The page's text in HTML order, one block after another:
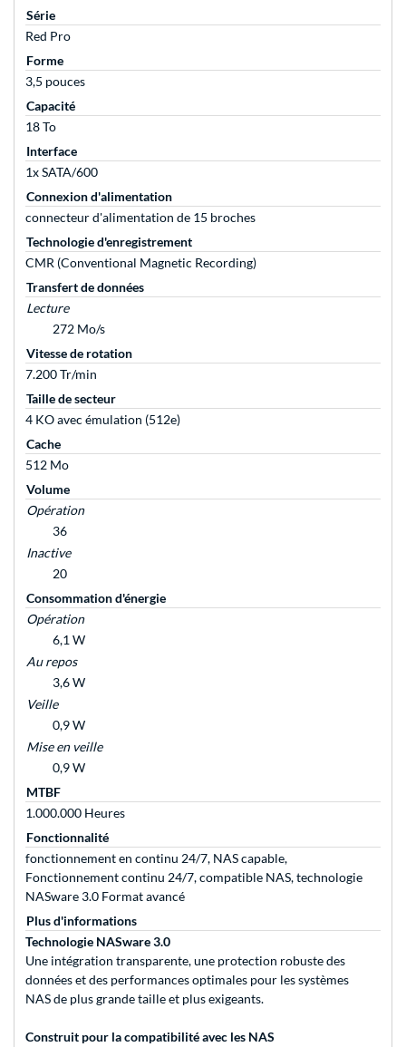
Série
Red Pro
Forme
3,5 pouces
Capacité
18 To
Interface
1x SATA/600
Connexion d'alimentation
connecteur d'alimentation de 15 broches
Technologie d'enregistrement
CMR (Conventional Magnetic Recording)
Transfert de données
Lecture
272 Mo/s
Vitesse de rotation
7.200 Tr/min
Taille de secteur
4 KO avec émulation (512e)
Cache
512 Mo
Volume
Opération
36
Inactive
20
Consommation d'énergie
Opération
6,1 W
Au repos
3,6 W
Veille
0,9 W
Mise en veille
0,9 W
MTBF
1.000.000 Heures
Fonctionnalité
fonctionnement en continu 24/7, NAS capable,
Fonctionnement continu 24/7, compatible NAS, technologie
NASware 3.0 Format avancé
Plus d'informations
Technologie NASware 3.0
Une intégration transparente, une protection robuste des
données et des performances optimales pour les systèmes
NAS de plus grande taille et plus exigeants.
Construit pour la compatibilité avec les NAS